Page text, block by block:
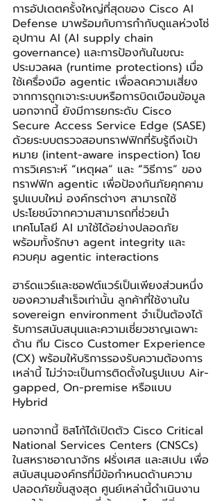
การอัปเดตครั้งใหญ่ที่สุดของ Cisco AI
Defense มาพร้อมกับการกำกับดูแลห่วงโซ่
อุปทาน AI (AI supply chain
governance) และการป้องกันในขณะ
ประมวลผล (runtime protections) เมื่อ
ใช้เครื่องมือ agentic เพื่อลดความเสี่ยง
จากการถูกเจาะระบบหรือการบิดเบือนข้อมูล
นอกจากนี้ ยังมีการยกระดับ Cisco
Secure Access Service Edge (SASE)
ด้วยระบบตรวจสอบทราฟฟิกที่รับรู้ถึงเป้า
หมาย (intent-aware inspection) โดย
การวิเคราะห์ “เหตุผล” และ “วิธีการ” ของ
ทราฟฟิก agentic เพื่อป้องกันภัยคุกคาม
รูปแบบใหม่ องค์กรต่างๆ สามารถใช้
ประโยชน์จากความสามารถที่ช่วยนำ
เทคโนโลยี AI มาใช้ได้อย่างปลอดภัย
พร้อมทั้งรักษา agent integrity และ
ควบคุม agentic interactions
ฮาร์ดแวร์และซอฟต์แวร์เป็นเพียงส่วนหนึ่ง
ของความสำเร็จเท่านั้น ลูกค้าที่ใช้งานใน
sovereign environment จำเป็นต้องได้
รับการสนับสนุนและความเชี่ยวชาญเฉพาะ
ด้าน ทีม Cisco Customer Experience
(CX) พร้อมให้บริการรองรับความต้องการ
เหล่านี้ ไม่ว่าจะเป็นการติดตั้งในรูปแบบ Air-
gapped, On-premise หรือแบบ
Hybrid
นอกจากนี้ ซิสโก้ได้เปิดตัว Cisco Critical
National Services Centers (CNSCs)
ในสหราชอาณาจักร ฝรั่งเศส และสเปน เพื่อ
สนับสนุนองค์กรที่มีข้อกำหนดด้านความ
ปลอดภัยขั้นสูงสุด ศูนย์เหล่านี้ดำเนินงาน